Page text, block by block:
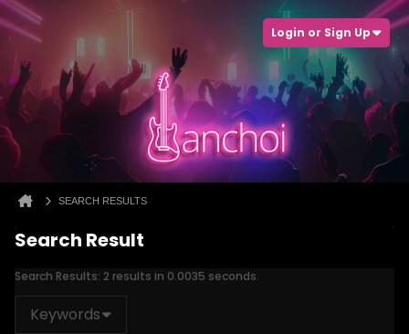
Login or Sign Up
SEARCH RESULTS
Search Result
Search Results: 2 results in 0.0035 seconds.
Keywords